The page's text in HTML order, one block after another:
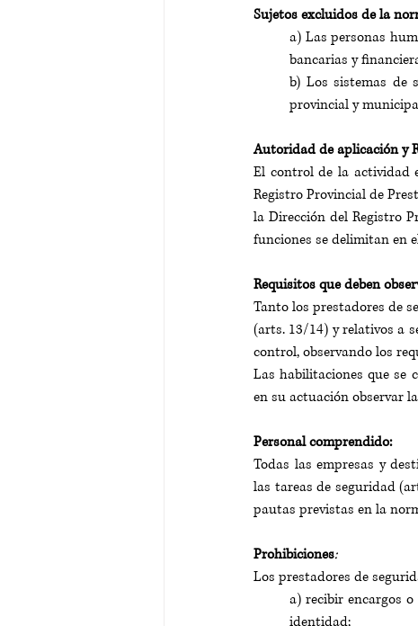
Sujetos excluidos de la
a) Las personas
bancarias y
b) Los sistemas de
provincial y
Autoridad de aplicación y
El control de la actividad
Registro Provincial de
la Dirección del Registro
funciones se delimitan en
Requisitos que deben
Tanto los prestadores de
(arts. 13/14) y relativos a
control, observando los
Las habilitaciones que se
en su actuación observar
Personal comprendido:
Todas las empresas y
las tareas de seguridad
pautas previstas en la
Prohibiciones:
Los prestadores de
a) recibir encargos
identidad;